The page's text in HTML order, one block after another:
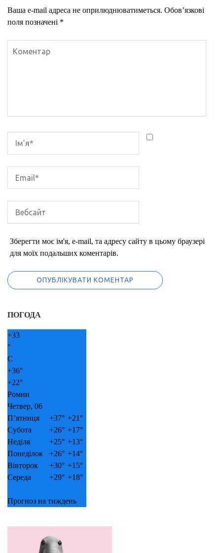
Ваша e-mail адреса не оприлюднюватиметься. Обов’язкові
поля позначені *
Зберегти моє ім'я, e-mail, та адресу сайту в цьому браузері
для моїх подальших коментарів.
ПОГОДА
+33
°
C
+36°
+22°
Ромни
Четвер, 06
П’ятниця
+37° +21°
Субота
+26° +17°
Неділя
+25° +13°
Понеділок
+26° +14°
Вівторок
+30° +15°
Середа
+29° +18°
Прогноз на тиждень